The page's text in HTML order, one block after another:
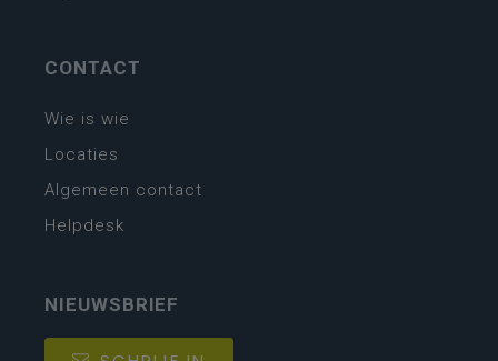
CONTACT
Wie is wie
Locaties
Algemeen contact
Helpdesk
NIEUWSBRIEF